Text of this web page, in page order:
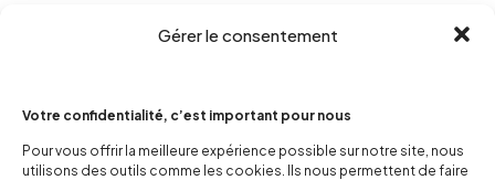
Gérer le consentement
Votre confidentialité, c’est important pour nous
Pour vous offrir la meilleure expérience possible sur notre site, nous
utilisons des outils comme les cookies. Ils nous permettent de faire